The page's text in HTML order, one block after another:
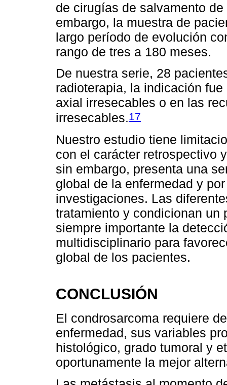
de cirugías de salvamento
embargo, la muestra de
largo período de evolución
rango de tres a 180 meses.
De nuestra serie, 28
radioterapia, la indicación
axial irresecables o en las
irresecables.17
Nuestro estudio tiene
con el carácter retrospectivo
sin embargo, presenta una
global de la enfermedad y
investigaciones. Las
tratamiento y condicionan un
siempre importante la
multidisciplinario para
global de los pacientes.
CONCLUSIÓN
El condrosarcoma requiere
enfermedad, sus variables
histológico, grado tumoral y
oportunamente la mejor